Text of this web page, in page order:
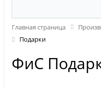
Главная страница
Подарки
ФиС